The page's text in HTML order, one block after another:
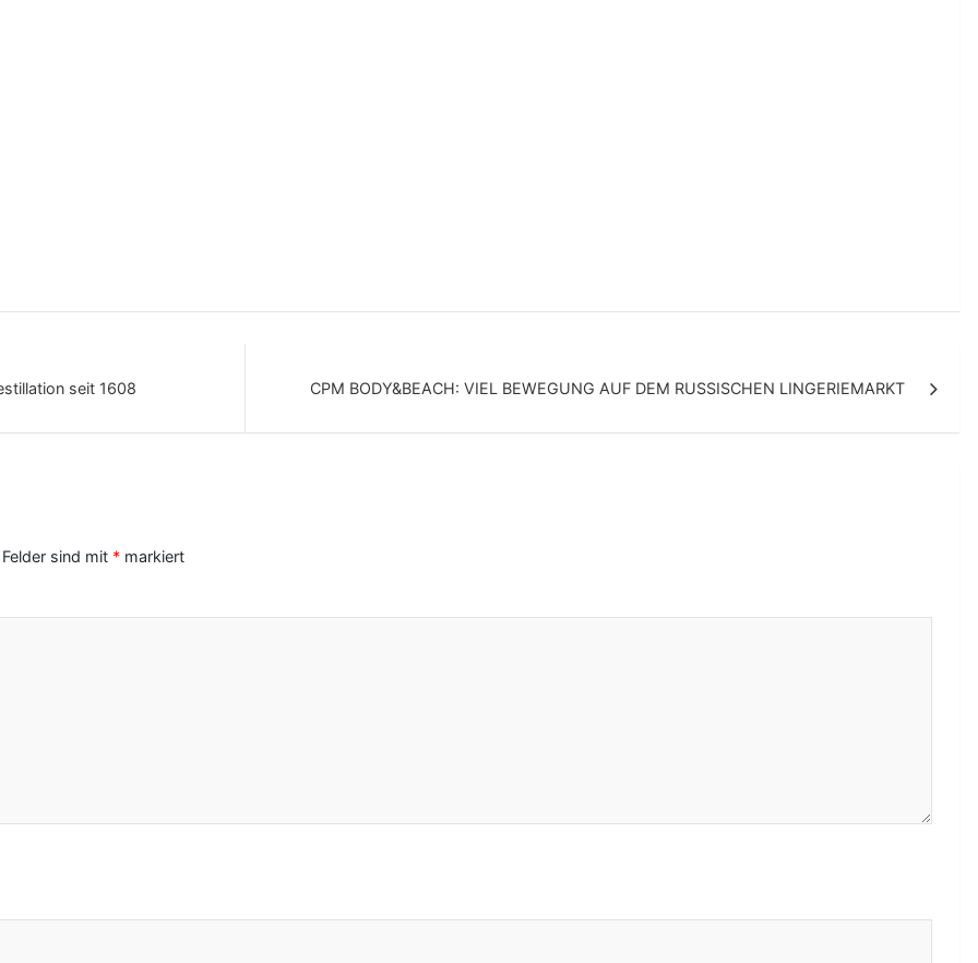
seit 1608 CPM BODY&BEACH: VIEL BEWEGUNG AUF DEM RUSSISCHEN LINGERIEMARKT
sind mit * markiert